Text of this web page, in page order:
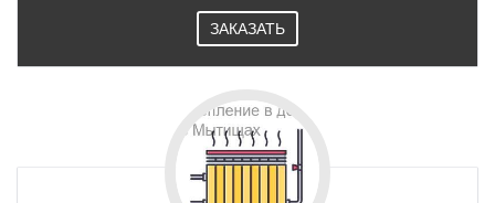
ЗАКАЗАТЬ